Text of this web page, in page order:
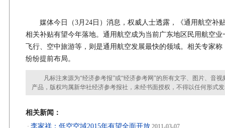
媒体今日（3月24日）消息，权威人士透露，《通用航空补
相关补贴有望今年落地。通用航空成为当前广东地区民用航空
飞行、空中旅游等，则是通用航空发展最快的领域。相关专家
纷纷提前布局。
凡标注来源为“经济参考报”或“经济参考网”的所有文字、图片、音视
产品，版权均属新华社经济参考报社，未经书面授权，不得以任何形式
相关新闻：
· 李家祥：低空空域2015年有望全面开放 2011-03-07